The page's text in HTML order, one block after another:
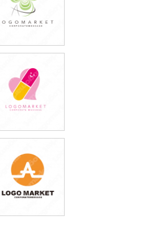
39,800円
(税込43,780円)
39,800円
(税込43,780円)